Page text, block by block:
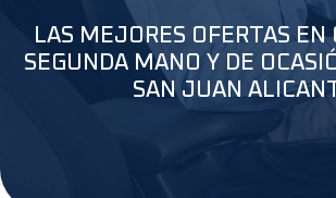
LAS MEJORES OFERTAS EN
SEGUNDA MANO Y DE
SAN JUAN